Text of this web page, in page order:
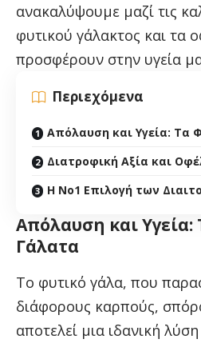
ανακαλύψουμε μαζί τις
φυτικού γάλακτος και τα
προσφέρουν στην υγεία
Περιεχόμενα
Απόλαυση και Υγεία: Τα
Διατροφική Αξία και
Η Νο1 Επιλογή των
Απόλαυση και Υγεία:
Γάλατα
Το φυτικό γάλα, που
διάφορους καρπούς,
αποτελεί μια ιδανική